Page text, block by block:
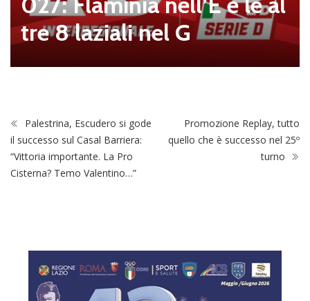
tre 8 laziali nel G
Palestrina, Escudero si gode
il successo sul Casal Barriera:
“Vittoria importante. La Pro
Cisterna? Temo Valentino…”
Promozione Replay, tutto
quello che è successo nel 25º
turno